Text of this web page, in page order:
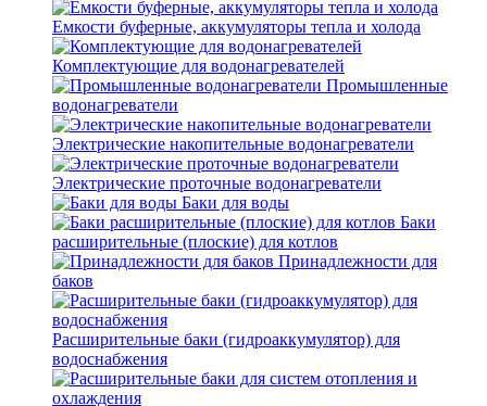
Емкости буферные, аккумуляторы тепла и холода
Комплектующие для водонагревателей
Промышленные
водонагреватели
Электрические накопительные водонагреватели
Электрические проточные водонагреватели
Баки для воды
Баки
расширительные (плоские) для котлов
Принадлежности для
баков
Расширительные баки (гидроаккумулятор) для
водоснабжения